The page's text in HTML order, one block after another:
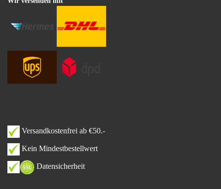
Versandkostenfrei ab €50.-
Kein Mindestbestellwert
Datensicherheit